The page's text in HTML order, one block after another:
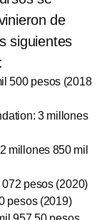
de
siguientes
500 pesos (2018
3 millones
millones 850 mil
pesos (2020)
pesos (2019)